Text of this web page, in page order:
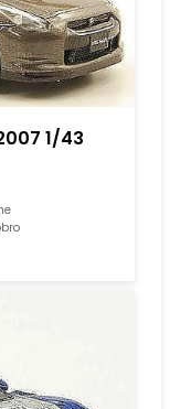
1/43